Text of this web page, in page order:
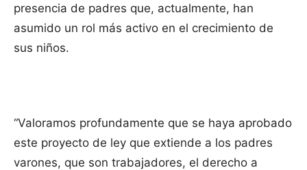
presencia de padres que, actualmente, han
asumido un rol más activo en el crecimiento de
sus niños.
“Valoramos profundamente que se haya aprobado
este proyecto de ley que extiende a los padres
varones, que son trabajadores, el derecho a